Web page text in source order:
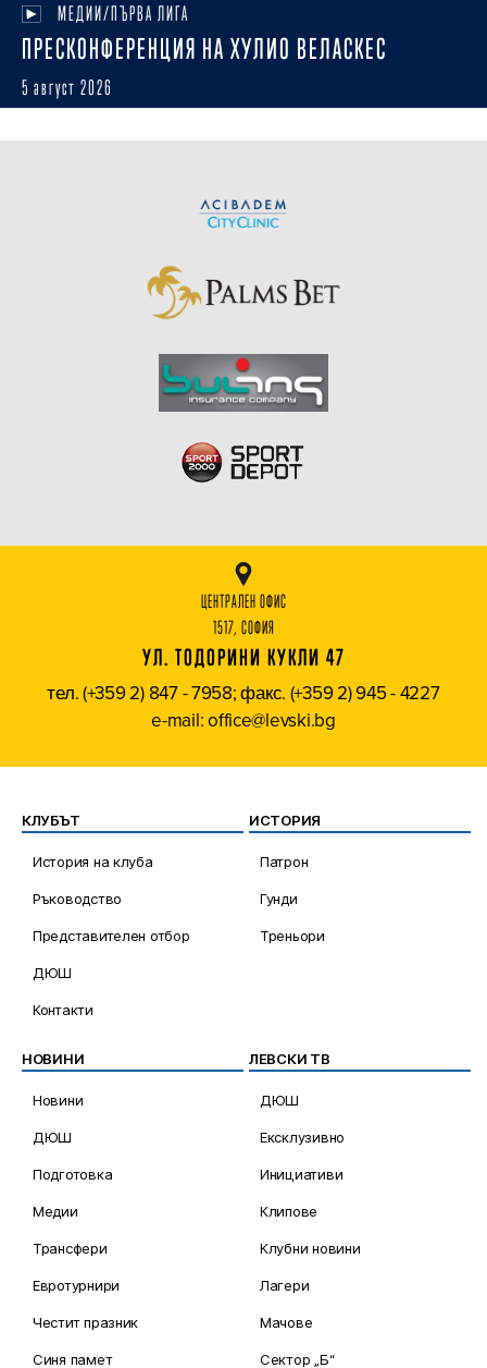
МЕДИИ/ПЪРВА ЛИГА
ПРЕСКОНФЕРЕНЦИЯ НА ХУЛИО ВЕЛАСКЕС
5 август 2026
ЦЕНТРАЛЕН ОФИС
1517, СОФИЯ
УЛ. ТОДОРИНИ КУКЛИ 47
тел. (+359 2) 847 - 7958; факс. (+359 2) 945 - 4227
e-mail: office@levski.bg
КЛУБЪТ
История на клуба
Ръководство
Представителен отбор
ДЮШ
Контакти
ИСТОРИЯ
Патрон
Гунди
Треньори
НОВИНИ
Новини
ДЮШ
Подготовка
Медии
Трансфери
Евротурнири
Честит празник
Синя памет
ЛЕВСКИ ТВ
ДЮШ
Ексклузивно
Инициативи
Клипове
Клубни новини
Лагери
Мачове
Сектор „Б“